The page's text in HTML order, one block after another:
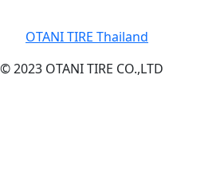
OTANI TIRE Thailand
© 2023 OTANI TIRE CO.,LTD